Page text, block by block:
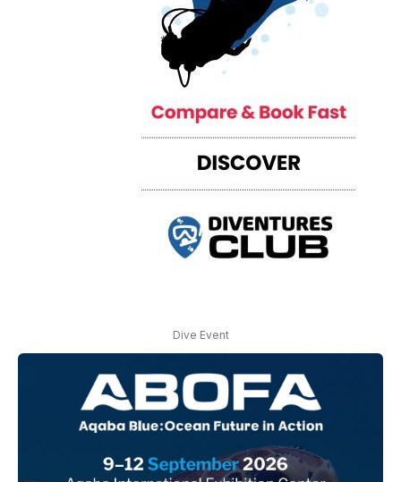
Dive Event